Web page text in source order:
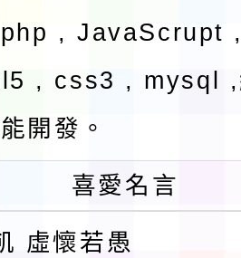
php , JavaScrupt
, css3 , mysql ,
開發。
喜愛名言
虛懷若愚